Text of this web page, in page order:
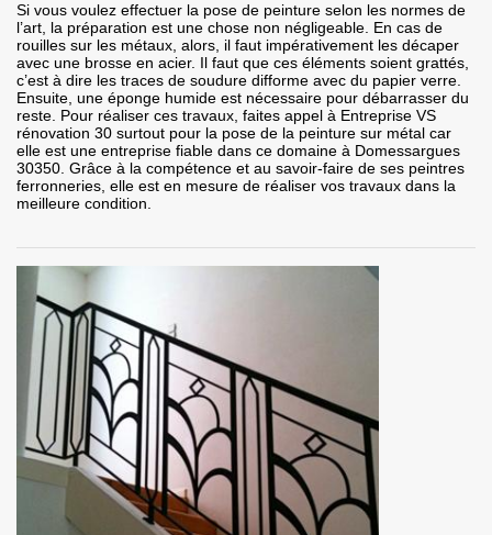
Si vous voulez effectuer la pose de peinture selon les normes de
l’art, la préparation est une chose non négligeable. En cas de
rouilles sur les métaux, alors, il faut impérativement les décaper
avec une brosse en acier. Il faut que ces éléments soient grattés,
c’est à dire les traces de soudure difforme avec du papier verre.
Ensuite, une éponge humide est nécessaire pour débarrasser du
reste. Pour réaliser ces travaux, faites appel à Entreprise VS
rénovation 30 surtout pour la pose de la peinture sur métal car
elle est une entreprise fiable dans ce domaine à Domessargues
30350. Grâce à la compétence et au savoir-faire de ses peintres
ferronneries, elle est en mesure de réaliser vos travaux dans la
meilleure condition.